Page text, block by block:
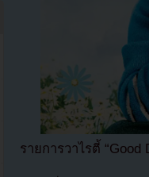
รายการวาไรตี้